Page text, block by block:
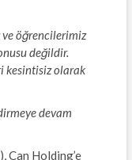
ve öğrencilerimiz
değildir.
kesintisiz olarak
devam
Can Holding’e